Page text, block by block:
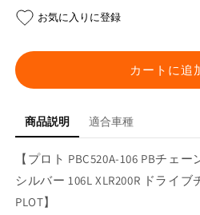
ェ
ン
カ
シ
メ
J
シ
ェ
ン
カ
シ
メ
J
お気に入りに登録
カートに追
商品説明 適合車種
【プロト PBC520A-106 PBチェ
シルバー 106L XLR200R ドライ
PLOT】